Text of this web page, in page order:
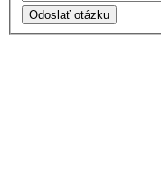
Odoslať otázku